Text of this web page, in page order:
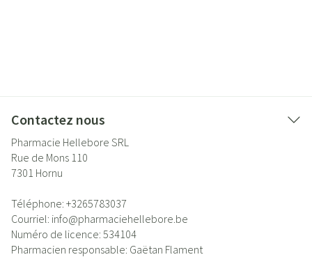
Contactez nous
Pharmacie Hellebore SRL
Rue de Mons 110
7301 Hornu
Téléphone: +3265783037
Courriel: info@pharmaciehellebore.be
Numéro de licence: 534104
Pharmacien responsable: Gaëtan Flament